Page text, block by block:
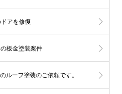
アを修復
板金塗装案件
ーフ塗装のご依頼です。